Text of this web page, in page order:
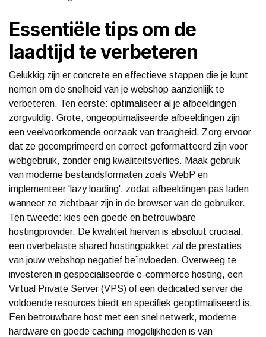
Essentiële tips om de
laadtijd te verbeteren
Gelukkig zijn er concrete en effectieve stappen die je kunt
nemen om de snelheid van je webshop aanzienlijk te
verbeteren. Ten eerste: optimaliseer al je afbeeldingen
zorgvuldig. Grote, ongeoptimaliseerde afbeeldingen zijn
een veelvoorkomende oorzaak van traagheid. Zorg ervoor
dat ze gecomprimeerd en correct geformatteerd zijn voor
webgebruik, zonder enig kwaliteitsverlies. Maak gebruik
van moderne bestandsformaten zoals WebP en
implementeer 'lazy loading', zodat afbeeldingen pas laden
wanneer ze zichtbaar zijn in de browser van de gebruiker.
Ten tweede: kies een goede en betrouwbare
hostingprovider. De kwaliteit hiervan is absoluut cruciaal;
een overbelaste shared hostingpakket zal de prestaties
van jouw webshop negatief beïnvloeden. Overweeg te
investeren in gespecialiseerde e-commerce hosting, een
Virtual Private Server (VPS) of een dedicated server die
voldoende resources biedt en specifiek geoptimaliseerd is.
Een betrouwbare host met een snel netwerk, moderne
hardware en goede caching-mogelijkheden is van